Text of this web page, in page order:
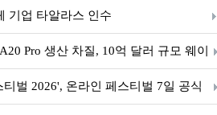
기업 타알라스 인수
Pro 생산 차질, 10억 달러 규모 웨이
벌 2026', 온라인 페스티벌 7일 공식